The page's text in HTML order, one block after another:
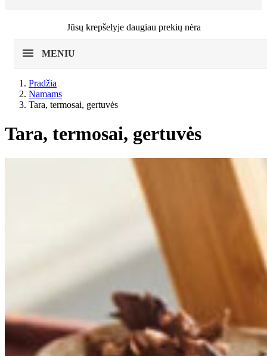
Jūsų krepšelyje daugiau prekių nėra
MENIU
Pradžia
Namams
Tara, termosai, gertuvės
Tara, termosai, gertuvės